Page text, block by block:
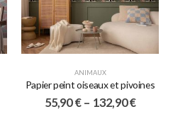
ANIMAUX
Papier peint oiseaux et pivoines
55,90€ – 132,90€